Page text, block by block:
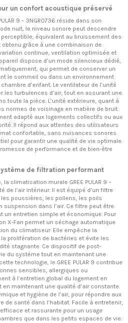
un confort acoustique préservé
9 – 3NGR0736 réside dans son
nuit, le niveau sonore peut descendre
perceptible, équivalent au bruissement des
grâce à une combinaison de
continue, ventilation optimisée et
dispose d’un mode silencieux dédié,
qui permet de conserver un
le sommeil ou dans un environnement
d’enfant. Le ventilateur de l’unité
les turbulences d’air, tout en assurant une
toute la pièce. L’unité extérieure, quant à
normes de voisinage en matière de bruit.
adapté aux logements collectifs ou aux
Il répond aux attentes des utilisateurs
confortable, sans nuisances sonores.
pour garantir une qualité de vie optimale
de performance et de bien-être
de filtration performant
climatisation murale GREE PULAR 9 –
de l’air intérieur. Il est équipé d’un filtre
poussières, les pollens, les poils
suspension dans l’air. Ce filtre peut être
un entretien simple et économique. Pour
X-Fan permet un séchage automatique
du climatiseur. Elle empêche la
prolifération de bactéries et évite les
stagnante. Ce dispositif de post-
du système tout en maintenant une
technologie, le GREE PULAR 9 contribue
sensibles, allergiques ou
à l’entretien global du logement en
maintenant une qualité d’air constante.
et hygiène de l’air, pour répondre aux
de santé dans l’habitat. Facile à entretenir,
et rassurante pour un usage
que dans les petits espaces de vie.